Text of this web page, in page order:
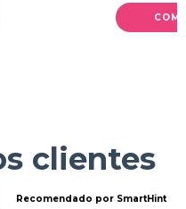
clientes
Recomendado por SmartHint